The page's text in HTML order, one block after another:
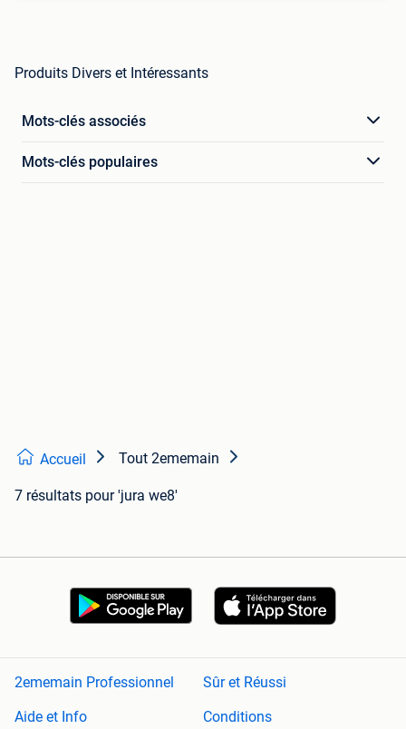
Produits Divers et Intéressants
Mots-clés associés
Mots-clés populaires
Accueil Tout 2ememain
7 résultats pour 'jura we8'
2ememain Professionnel
Sûr et Réussi
Aide et Info
Conditions